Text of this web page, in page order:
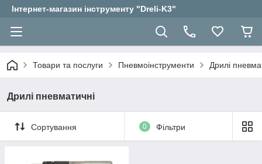
Інтернет-магазин інструменту "Dreli-K3"
Товари та послуги Пневмоінструменти Дрилі
Дрилі пневматичні
Сортування 0 Фільтри